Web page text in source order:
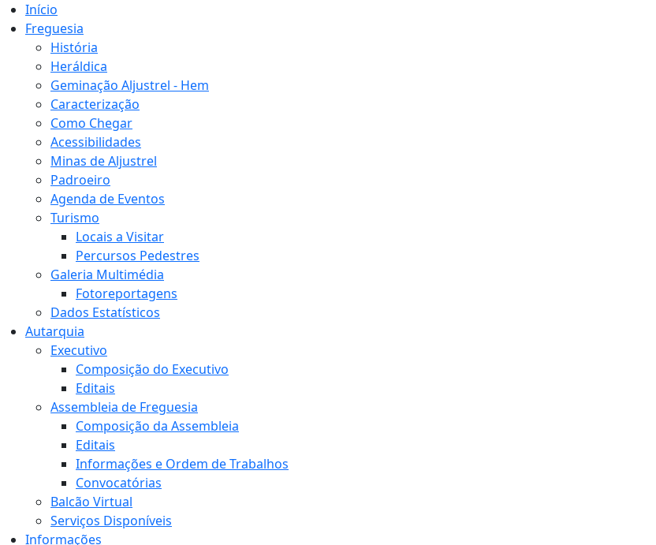
Início
Freguesia
História
Heráldica
Geminação Aljustrel - Hem
Caracterização
Como Chegar
Acessibilidades
Minas de Aljustrel
Padroeiro
Agenda de Eventos
Turismo
Locais a Visitar
Percursos Pedestres
Galeria Multimédia
Fotoreportagens
Dados Estatísticos
Autarquia
Executivo
Composição do Executivo
Editais
Assembleia de Freguesia
Composição da Assembleia
Editais
Informações e Ordem de Trabalhos
Convocatórias
Balcão Virtual
Serviços Disponíveis
Informações